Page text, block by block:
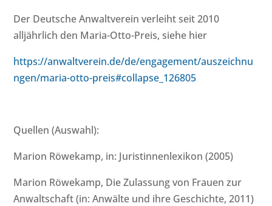
Der Deutsche Anwaltverein verleiht seit 2010
alljährlich den Maria-Otto-Preis, siehe hier
https://anwaltverein.de/de/engagement/auszeichnu
ngen/maria-otto-preis#collapse_126805
Quellen (Auswahl):
Marion Röwekamp, in: Juristinnenlexikon (2005)
Marion Röwekamp, Die Zulassung von Frauen zur
Anwaltschaft (in: Anwälte und ihre Geschichte, 2011)